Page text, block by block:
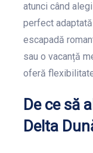
atunci când
perfect
escapadă
sau o vacanță
oferă
De ce să
Delta